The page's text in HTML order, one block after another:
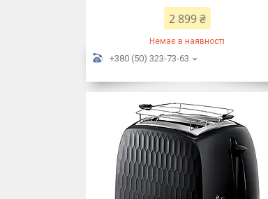
2 899 ₴
Немає в наявності
+380 (50) 323-73-63